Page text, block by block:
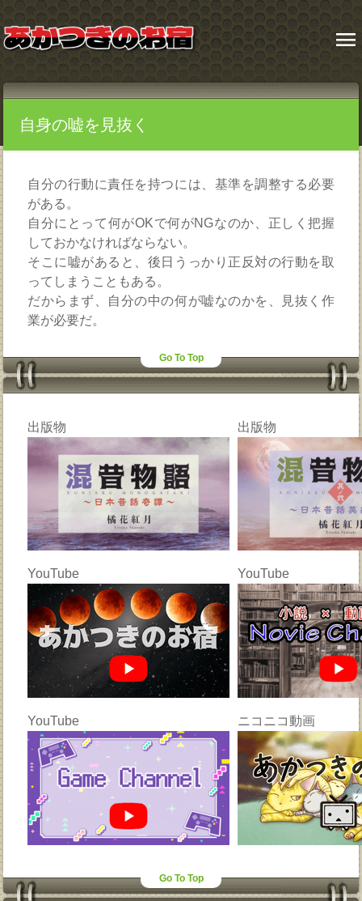
menu
自身の嘘を見抜く
自分の行動に責任を持つには、基準を調整する必要
がある。
自分にとって何がOKで何がNGなのか、正しく把握
しておかなければならない。
そこに嘘があると、後日うっかり正反対の行動を取
ってしまうこともある。
だからまず、自分の中の何が嘘なのかを、見抜く作
業が必要だ。
Go To Top
出版物 出版物
YouTube YouTube
YouTube ニコニコ動画
Go To Top